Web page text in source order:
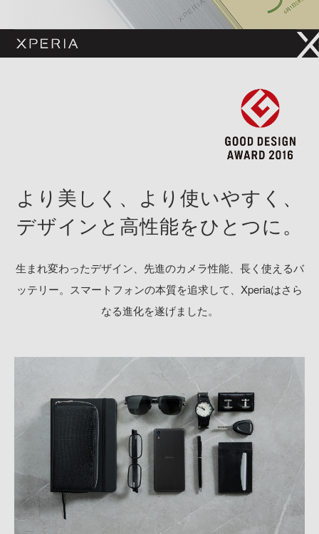
より美しく、より使いやすく、
デザインと高性能をひとつに。
生まれ変わったデザイン、先進のカメラ性能、長く使えるバ
ッテリー。 スマートフォンの本質を追求して、Xperiaはさら
なる進化を遂げました。